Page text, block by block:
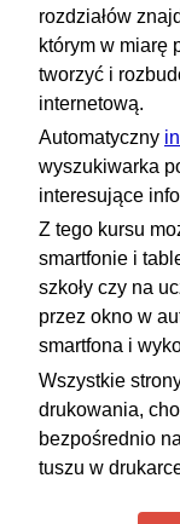
rozdziałów
którym w miarę
tworzyć i
internetową.
Automatyczny
wyszukiwarka
interesujące
Z tego kursu
smartfonie i
szkoły czy na
przez okno w
smartfona i
Wszystkie
drukowania,
bezpośrednio
tuszu w